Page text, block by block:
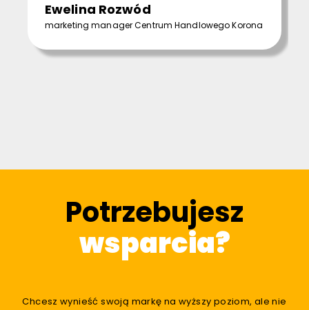
Ewelina Rozwód
marketing manager Centrum Handlowego Korona
Potrzebujesz
wsparcia?
Chcesz wynieść swoją markę na wyższy poziom, ale nie